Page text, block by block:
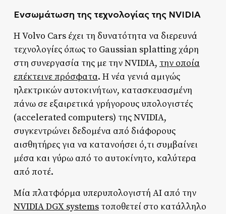
Ενσωμάτωση της τεχνολογίας της NVIDIA
Η Volvo Cars έχει τη δυνατότητα να διερευνά
τεχνολογίες όπως το Gaussian splatting χάρη
στη συνεργασία της με την NVIDIA, την οποία
επέκτεινε πρόσφατα. Η νέα γενιά αμιγώς
ηλεκτρικών αυτοκινήτων, κατασκευασμένη
πάνω σε εξαιρετικά γρήγορους υπολογιστές
(accelerated computers) της NVIDIA,
συγκεντρώνει δεδομένα από διάφορους
αισθητήρες για να κατανοήσει ό,τι συμβαίνει
μέσα και γύρω από το αυτοκίνητο, καλύτερα
από ποτέ.
Μία πλατφόρμα υπερυπολογιστή AI από την
NVIDIA DGX systemsτοποθετεί στο κατάλληλο